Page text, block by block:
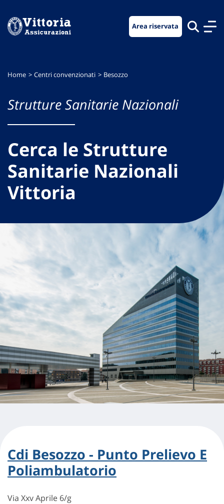
menu
contenuto
footer
Area riservata
Home Centri convenzionati Besozzo
Strutture Sanitarie Nazionali
Cerca le Strutture
Sanitarie Nazionali
Vittoria
Cdi Besozzo - Punto Prelievo E
Poliambulatorio
Via Xxv Aprile 6/g